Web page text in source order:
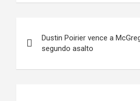
de
entradas
Dustin Poirier vence a
segundo asalto